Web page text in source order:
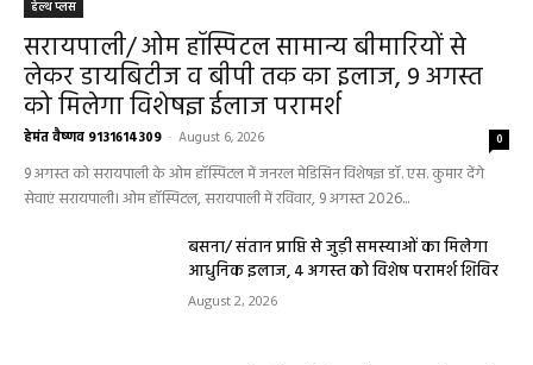
हेल्थ प्लस
सरायपाली/ ओम हॉस्पिटल सामान्य बीमारियों से
लेकर डायबिटीज व बीपी तक का इलाज, 9 अगस्त
को मिलेगा विशेषज्ञ ईलाज परामर्श
हेमंत वैष्णव 9131614309 - August 6, 2026 0
9 अगस्त को सरायपाली के ओम हॉस्पिटल में जनरल मेडिसिन विशेषज्ञ डॉ. एस. कुमार देंगे
सेवाएं सरायपाली। ओम हॉस्पिटल, सरायपाली में रविवार, 9 अगस्त 2026...
बसना/ संतान प्राप्ति से जुड़ी समस्याओं का मिलेगा
आधुनिक इलाज, 4 अगस्त को विशेष परामर्श शिविर
August 2, 2026